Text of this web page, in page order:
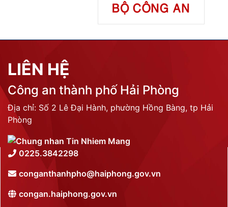
LIÊN HỆ
Công an thành phố Hải Phòng
Địa chỉ: Số 2 Lê Đại Hành, phường Hồng Bàng, tp Hải
Phòng
0225.3842298
conganthanhpho@haiphong.gov.vn
congan.haiphong.gov.vn